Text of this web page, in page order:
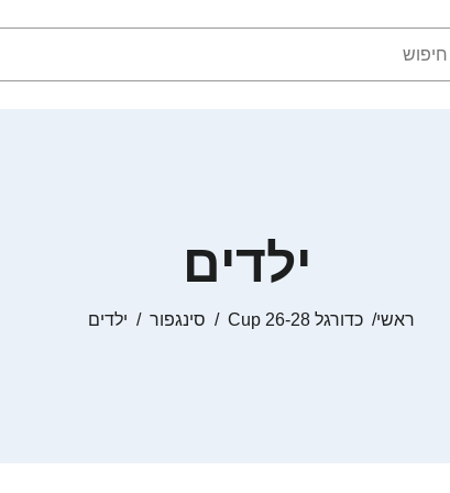
ילדים
ראשי כדורגל Cup 26-28 סינגפור ילדים